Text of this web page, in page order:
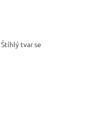
Štíhlý tvar se